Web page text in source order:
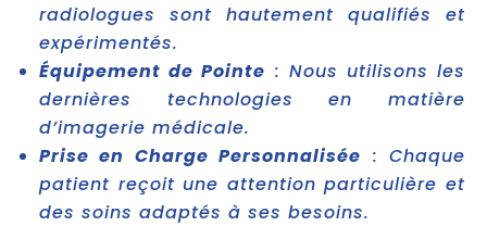
radiologues sont hautement qualifiés et
expérimentés.
Équipement de Pointe : Nous utilisons les
dernières technologies en matière
d’imagerie médicale.
Prise en Charge Personnalisée : Chaque
patient reçoit une attention particulière et
des soins adaptés à ses besoins.